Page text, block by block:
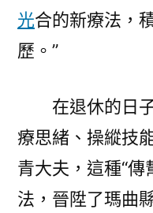
光合的新療法，
歷。”
在退休的日
療思緒、操縱技
青大夫，這種“傳
法，晉陞了瑪曲